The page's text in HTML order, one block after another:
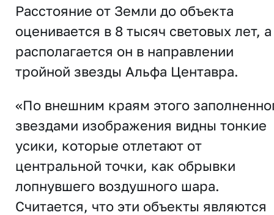
Расстояние от Земли до объекта
оценивается в 8 тысяч световых лет, а
располагается он в направлении
тройной звезды Альфа Центавра.
«По внешним краям этого
звездами изображения видны тонкие
усики, которые отлетают от
центральной точки, как обрывки
лопнувшего воздушного шара.
Считается, что эти объекты являются